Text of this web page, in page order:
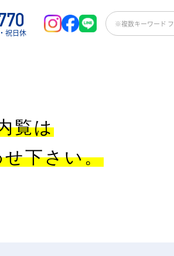
祝日休
覧は
下さい。